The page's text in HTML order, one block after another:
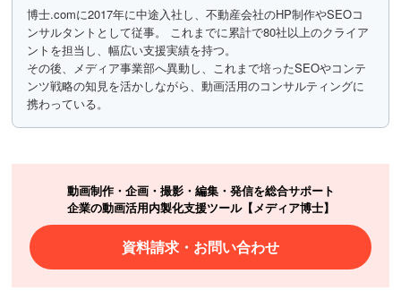
博士.comに2017年に中途入社し、不動産会社のHP制作やSEOコ
ンサルタントとして従事。 これまでに累計で80社以上のクライア
ントを担当し、幅広い支援実績を持つ。
その後、メディア事業部へ異動し、これまで培ったSEOやコンテ
ンツ戦略の知見を活かしながら、動画活用のコンサルティングに
携わっている。
動画制作・企画・撮影・編集・発信を総合サポート
企業の動画活用内製化支援ツール【メディア博士】
資料請求・お問い合わせ